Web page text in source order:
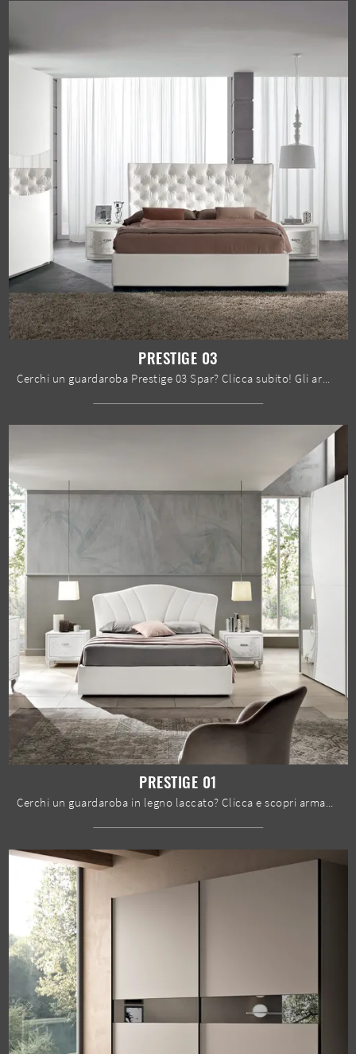
PRESTIGE 03
Cerchi un guardaroba Prestige 03 Spar? Clicca subito! Gli armadi a muro con ante scorrevoli ti attendono.
PRESTIGE 01
Cerchi un guardaroba in legno laccato? Clicca e scopri armadiature a muro con ante scorrevoli di Spar.